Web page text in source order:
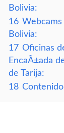
Bolivia:
16 Webcams
Bolivia:
17 Oficinas
EncaÃ±ada
de Tarija:
18